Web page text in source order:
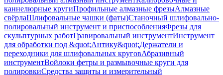
каннелюрные кругиПрофильные алмазные фрезыАлмазные
свёрлаШлифовальные чашки (фаты)Станочный шлифовально-
полировальный инструмент и приспособленияФрезы для
скульптурных работГравировальный инструментИнструмент
для обработки под &quot;Антику&quot;Держатели и
переходники для шлифовальных круговАбразивный
инструментВойлоки фетры и размывочные круги для
полировкиСредства защиты и измерительный